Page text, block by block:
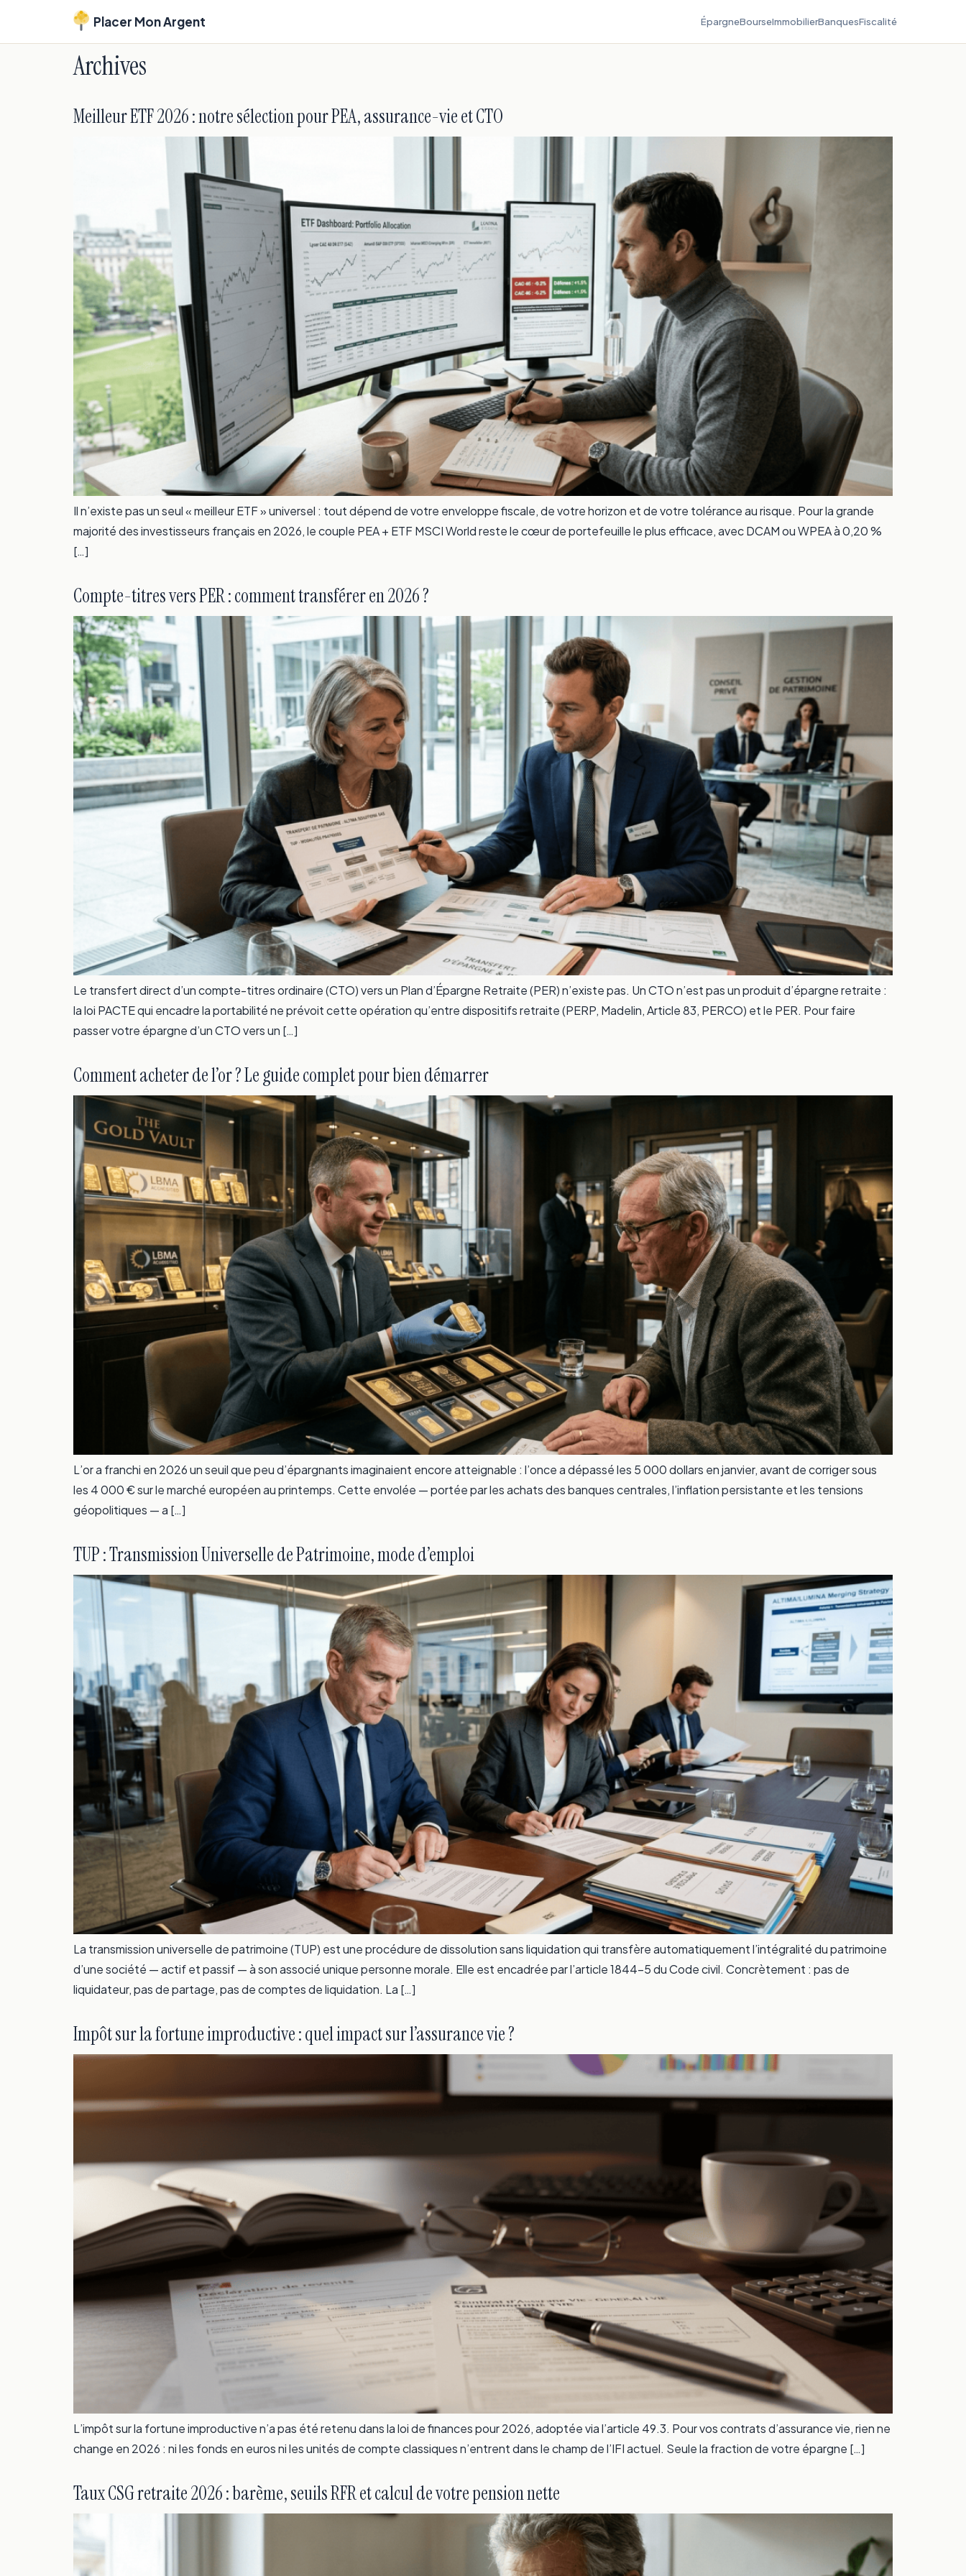
Placer Mon Argent ÉpargneBourseImmobilierBanquesFiscalité
Archives
Meilleur ETF 2026 : notre sélection pour PEA, assurance-vie et CTO
Il n’existe pas un seul « meilleur ETF » universel : tout dépend de votre enveloppe fiscale, de votre horizon et de votre tolérance au risque. Pour la grande
majorité des investisseurs français en 2026, le couple PEA + ETF MSCI World reste le cœur de portefeuille le plus efficace, avec DCAM ou WPEA à 0,20 %
[…]
Compte-titres vers PER : comment transférer en 2026 ?
Le transfert direct d’un compte-titres ordinaire (CTO) vers un Plan d’Épargne Retraite (PER) n’existe pas. Un CTO n’est pas un produit d’épargne retraite :
la loi PACTE qui encadre la portabilité ne prévoit cette opération qu’entre dispositifs retraite (PERP, Madelin, Article 83, PERCO) et le PER. Pour faire
passer votre épargne d’un CTO vers un […]
Comment acheter de l’or ? Le guide complet pour bien démarrer
L’or a franchi en 2026 un seuil que peu d’épargnants imaginaient encore atteignable : l’once a dépassé les 5 000 dollars en janvier, avant de corriger sous
les 4 000 € sur le marché européen au printemps. Cette envolée — portée par les achats des banques centrales, l’inflation persistante et les tensions
géopolitiques — a […]
TUP : Transmission Universelle de Patrimoine, mode d’emploi
La transmission universelle de patrimoine (TUP) est une procédure de dissolution sans liquidation qui transfère automatiquement l’intégralité du patrimoine
d’une société — actif et passif — à son associé unique personne morale. Elle est encadrée par l’article 1844-5 du Code civil. Concrètement : pas de
liquidateur, pas de partage, pas de comptes de liquidation. La […]
Impôt sur la fortune improductive : quel impact sur l’assurance vie ?
L’impôt sur la fortune improductive n’a pas été retenu dans la loi de finances pour 2026, adoptée via l’article 49.3. Pour vos contrats d’assurance vie, rien ne
change en 2026 : ni les fonds en euros ni les unités de compte classiques n’entrent dans le champ de l’IFI actuel. Seule la fraction de votre épargne […]
Taux CSG retraite 2026 : barème, seuils RFR et calcul de votre pension nette